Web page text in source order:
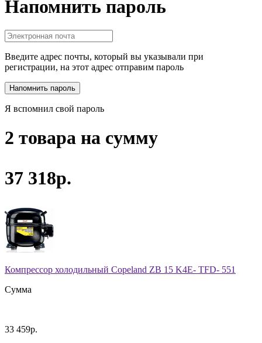
Напомнить пароль
Введите адрес почты, который вы указывали при
регистрации, на этот адрес отправим пароль
Я вспомнил свой пароль
2 товара на сумму
37 318р.
Компрессор холодильный Copeland ZB 15 K4E- TFD- 551
Сумма
33 459р.